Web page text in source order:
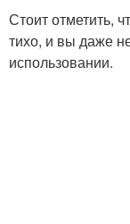
Стоит отметить,
тихо, и вы даже
использовании.